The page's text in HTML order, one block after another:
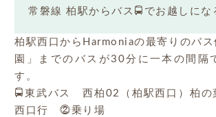
常磐線 柏駅からバス🚍でお越しにな
柏駅西口からHarmoniaの最寄りのバス
園」までのバスが30分に一本の間隔
す。
🚍東武バス 西柏02（柏駅西口）柏の
西口行 ⓶乗り場